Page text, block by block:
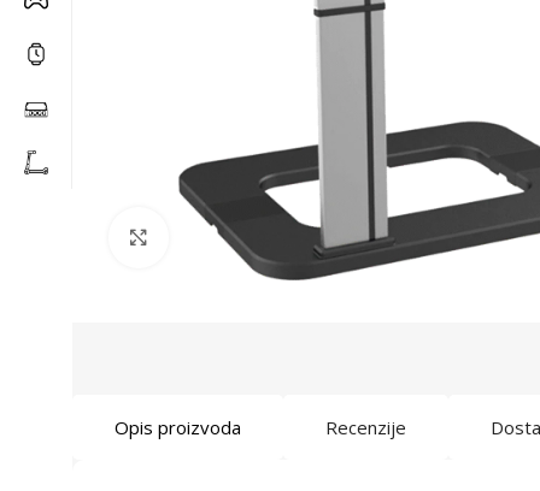
Click to enlarge
Opis proizvoda Recenzije